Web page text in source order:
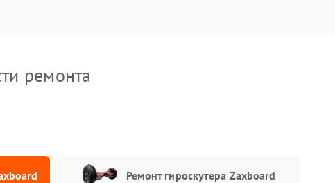
ремонта
Ремонт гироскутера Zaxboard